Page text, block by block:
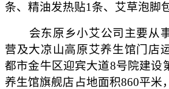
条、精油发热贴1条、艾草泡脚
会东原乡小艾公司主要从
营及大凉山高原艾养生馆门店
都市金牛区迎宾大道8号院建设
养生馆旗舰店占地面积860平米